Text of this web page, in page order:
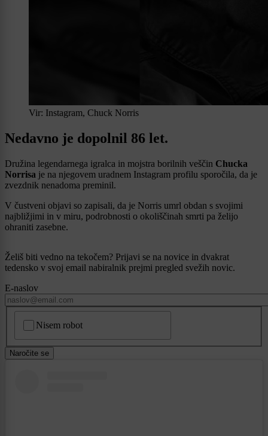
Vir: Instagram, Chuck Norris
Nedavno je dopolnil 86 let.
Družina legendarnega igralca in mojstra borilnih veščin Chucka
Norrisa je na njegovem uradnem Instagram profilu sporočila, da je
zvezdnik nenadoma preminil.
V čustveni objavi so zapisali, da je Norris umrl obdan s svojimi
najbližjimi in v miru, podrobnosti o okoliščinah smrti pa želijo
ohraniti zasebne.
Želiš biti vedno na tekočem? Prijavi se na novice in dvakrat
tedensko v svoj email nabiralnik prejmi pregled svežih novic.
E-naslov
Nisem robot
Naročite se